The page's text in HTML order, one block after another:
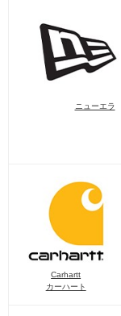
ニューエラ
Carhartt
カーハート